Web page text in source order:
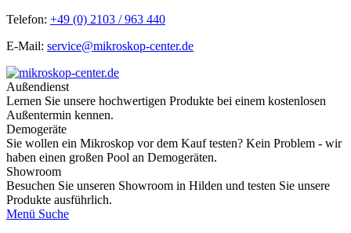
Telefon: +49 (0) 2103 / 963 440
E-Mail: service@mikroskop-center.de
Außendienst
Lernen Sie unsere hochwertigen Produkte bei einem kostenlosen
Außentermin kennen.
Demogeräte
Sie wollen ein Mikroskop vor dem Kauf testen? Kein Problem - wir
haben einen großen Pool an Demogeräten.
Showroom
Besuchen Sie unseren Showroom in Hilden und testen Sie unsere
Produkte ausführlich.
Menü Suche